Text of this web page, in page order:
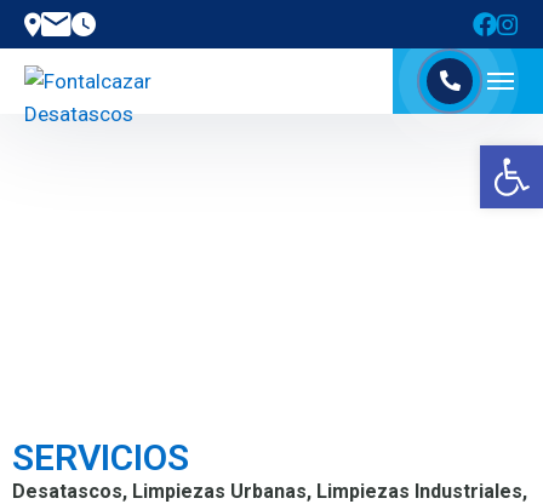
Abrir barra de herramientas
SERVICIOS
Desatascos, Limpiezas Urbanas, Limpiezas Industriales,